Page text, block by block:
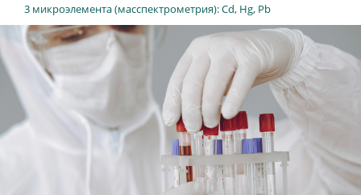
3 микроэлемента (масспектрометрия): Cd, Hg, Pb